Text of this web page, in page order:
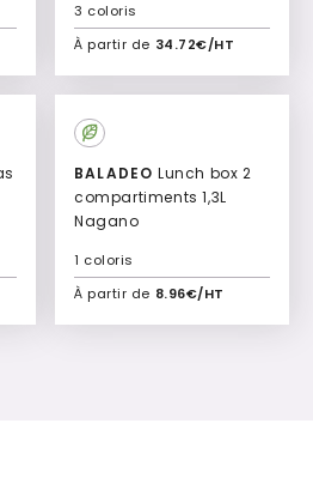
À partir de 34.72€/HT
3 coloris
Ajouter à mon devis
BALADEO
compartiments 1,3L
Nagano
À partir de 8.96€/HT
1 coloris
Ajouter à mon devis